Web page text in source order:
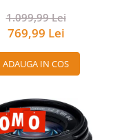
1.099,99 Lei
769,99 Lei
ADAUGA IN COS